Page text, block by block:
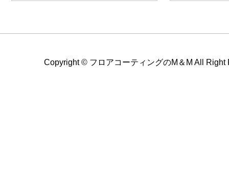
Copyright © フロアコーティングのM＆M All Right